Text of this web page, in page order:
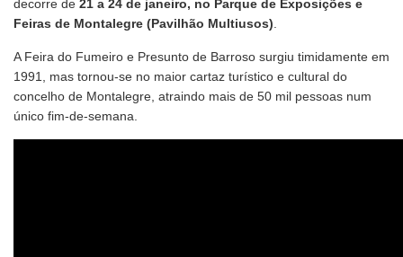
decorre de 21 a 24 de janeiro, no Parque de Exposições e
Feiras de Montalegre (Pavilhão Multiusos)
A Feira do Fumeiro e Presunto de Barroso surgiu timidamente em
1991, mas tornou-se no maior cartaz turístico e cultural do
concelho de Montalegre, atraindo mais de 50 mil pessoas num
único fim-de-semana.